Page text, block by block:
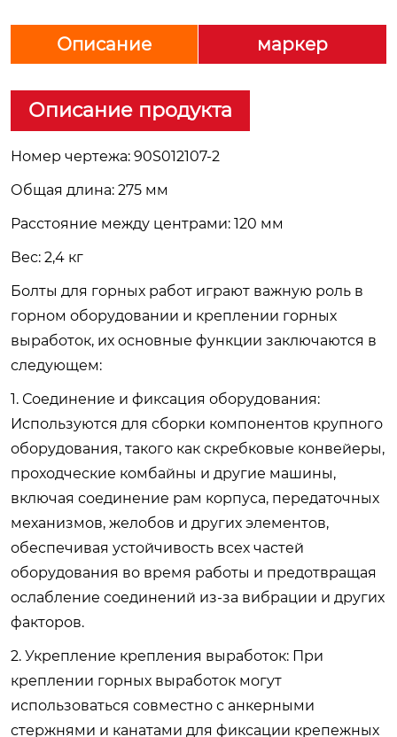
Описание маркер
Описание продукта
Номер чертежа: 90S012107-2
Общая длина: 275 мм
Расстояние между центрами: 120 мм
Вес: 2,4 кг
Болты для горных работ играют важную роль в
горном оборудовании и креплении горных
выработок, их основные функции заключаются в
следующем:
1. Соединение и фиксация оборудования:
Используются для сборки компонентов крупного
оборудования, такого как скребковые конвейеры,
проходческие комбайны и другие машины,
включая соединение рам корпуса, передаточных
механизмов, желобов и других элементов,
обеспечивая устойчивость всех частей
оборудования во время работы и предотвращая
ослабление соединений из-за вибрации и других
факторов.
2. Укрепление крепления выработок: При
креплении горных выработок могут
использоваться совместно с анкерными
стержнями и канатами для фиксации крепежных